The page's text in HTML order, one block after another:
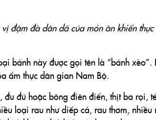
đậm đà dân dã của món ăn khiến thực
bánh này được gọi tên là “bánh xèo”.
ẩm thực dân gian Nam Bộ.
đu đủ hoặc bông điên điển, thịt ba rọi,
loại rau như diếp cá, rau thơm, nhiều